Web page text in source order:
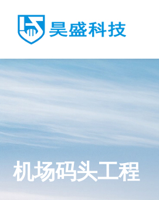
机场码头工程